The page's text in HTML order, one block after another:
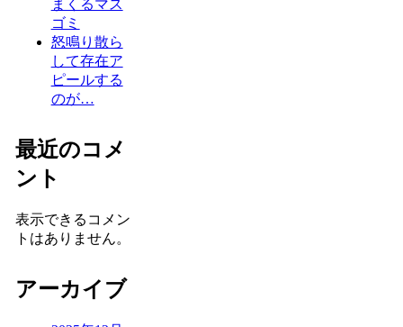
まくるマス
ゴミ
怒鳴り散ら
して存在ア
ピールする
のが…
最近のコメ
ント
表示できるコメン
トはありません。
アーカイブ